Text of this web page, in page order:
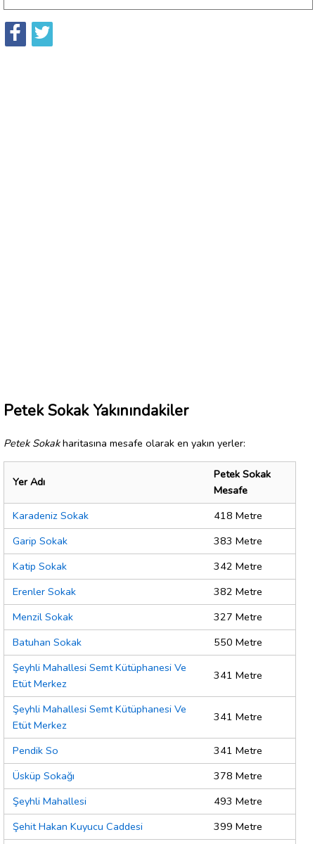
Petek Sokak Yakınındakiler
Petek Sokakharitasına mesafe olarak en yakın yerler:
Yer Adı
Petek Sokak
Mesafe
Karadeniz Sokak
418 Metre
Garip Sokak
383 Metre
Katip Sokak
342 Metre
Erenler Sokak
382 Metre
Menzil Sokak
327 Metre
Batuhan Sokak
550 Metre
Şeyhli Mahallesi Semt Kütüphanesi Ve
Etüt Merkez
341 Metre
Şeyhli Mahallesi Semt Kütüphanesi Ve
Etüt Merkez
341 Metre
Pendik So
341 Metre
Üsküp Sokağı
378 Metre
Şeyhli Mahallesi
493 Metre
Şehit Hakan Kuyucu Caddesi
399 Metre